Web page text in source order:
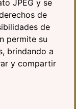
JPEG y se
de
de
permite su
brindando a
y compartir